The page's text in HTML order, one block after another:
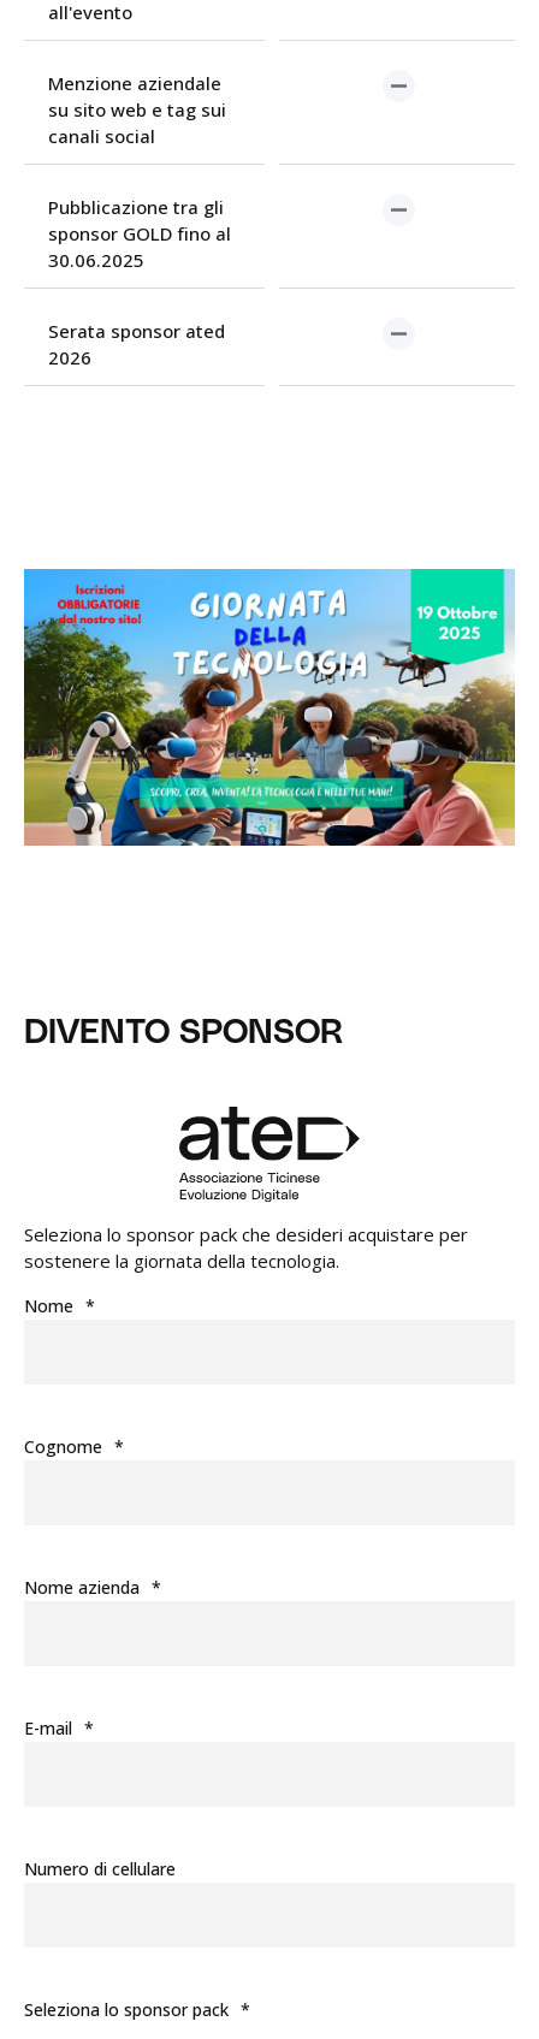
all'evento
Menzione aziendale
su sito web e tag sui
canali social
Pubblicazione tra gli
sponsor GOLD fino al
30.06.2025
Serata sponsor ated
2026
DIVENTO SPONSOR
Seleziona lo sponsor pack che desideri acquistare per
sostenere la giornata della tecnologia.
Nome *
Cognome *
Nome azienda *
E-mail *
Numero di cellulare
Seleziona lo sponsor pack *